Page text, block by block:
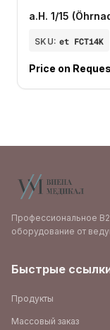
a.H. 1/15
SKU: et FCT14K
Price on
Профессиональное
оборудование от
Быстрые
Продукты
Массовый заказ